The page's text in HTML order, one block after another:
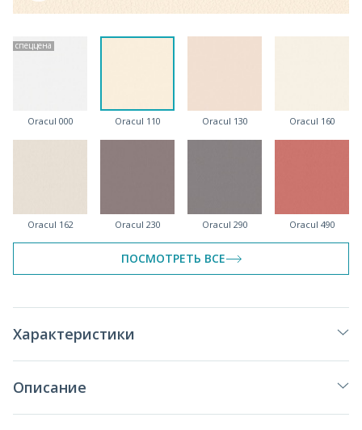
спеццена
Oracul 000 Oracul 110 Oracul 130 Oracul 160
Oracul 162 Oracul 230 Oracul 290 Oracul 490
спецценаПОСМОТРЕТЬ ВСЕ
Характеристики
Описание